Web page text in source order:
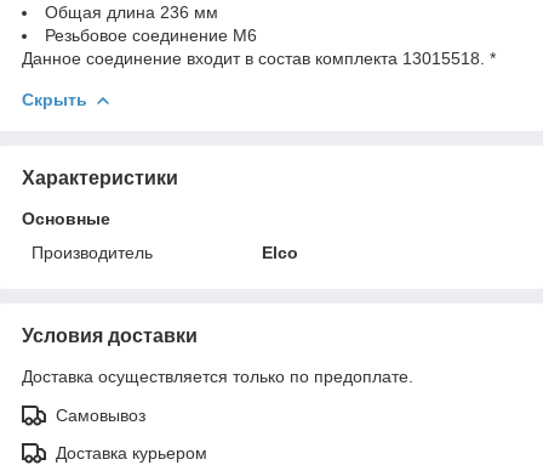
Общая длина 236 мм
Резьбовое соединение M6
Данное соединение входит в состав комплекта 13015518. *
Скрыть
Характеристики
Основные
Производитель
Elco
Условия доставки
Доставка осуществляется только по предоплате.
Самовывоз
Доставка курьером